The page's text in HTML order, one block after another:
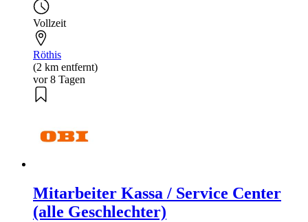
Vollzeit
Röthis
(2 km entfernt)
vor 8 Tagen
Mitarbeiter Kassa / Service Center
(alle Geschlechter)